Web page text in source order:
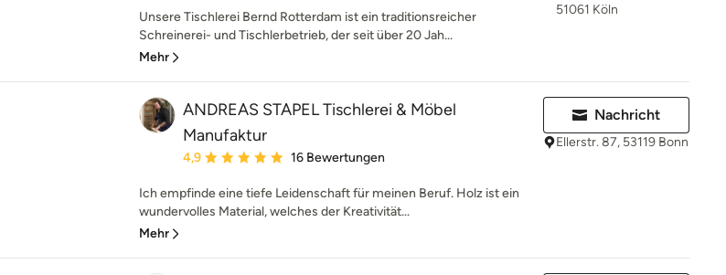
Unsere Tischlerei Bernd Rotterdam ist ein traditionsreicher
Schreinerei- und Tischlerbetrieb, der seit über 20 Jah...
Mehr
51061 Köln
ANDREAS STAPEL Tischlerei & Möbel
Manufaktur
Durchschnittliche Bewertung: 4.9 von 5 Sternen
4,9 16 Bewertungen
Ich empfinde eine tiefe Leidenschaft für meinen Beruf. Holz ist ein
wundervolles Material, welches der Kreativität...
Mehr
Nachricht
Ellerstr. 87, 53119 Bonn